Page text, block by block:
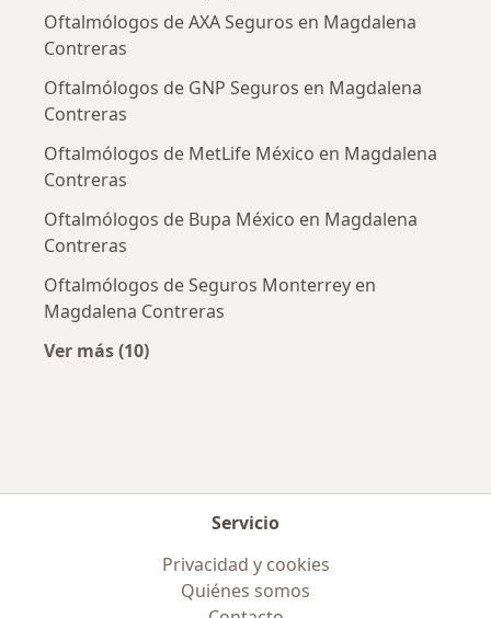
Oftalmólogos de AXA Seguros en Magdalena
Contreras
Oftalmólogos de GNP Seguros en Magdalena
Contreras
Oftalmólogos de MetLife México en Magdalena
Contreras
Oftalmólogos de Bupa México en Magdalena
Contreras
Oftalmólogos de Seguros Monterrey en
Magdalena Contreras
Ver más (10)
Servicio
Privacidad y cookies
Quiénes somos